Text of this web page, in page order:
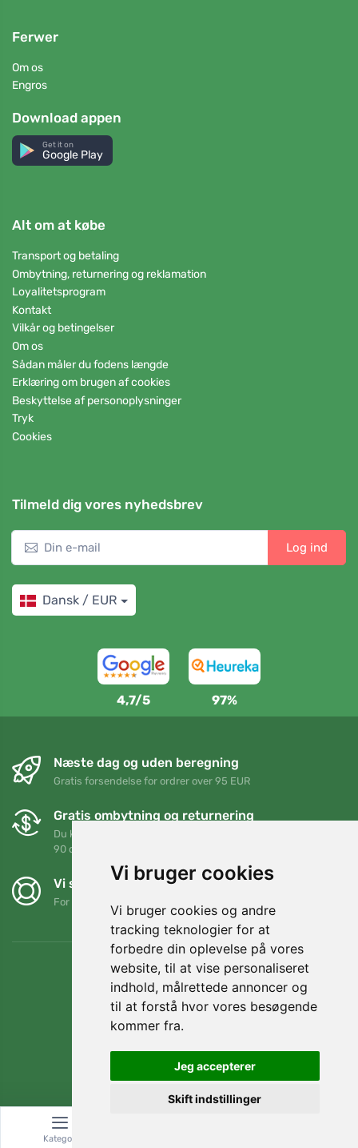
Vi bruger cookies
Vi bruger cookies og andre
tracking teknologier for at
forbedre din oplevelse på vores
website, til at vise personaliseret
indhold, målrettede annoncer og
til at forstå hvor vores besøgende
kommer fra.
Jeg accepterer
Skift indstillinger
Ferwer
Om os
Engros
Download appen
Get it on
Google Play
Alt om at købe
Transport og betaling
Ombytning, returnering og reklamation
Loyalitetsprogram
Kontakt
Vilkår og betingelser
Om os
Sådan måler du fodens længde
Erklæring om brugen af cookies
Beskyttelse af personoplysninger
Tryk
Cookies
Tilmeld dig vores nyhedsbrev
Log ind
Dansk / EUR
4,7/5 97%
Næste dag og uden beregning
Gratis forsendelse for ordrer over 95 EUR
Gratis ombytning og returnering
Du kan returnere eller bytte din ordre når som helst inden for
90 dage
Vi støtter Trees.org
For hver ordre planter vi et træ! Læs mere
Kategori